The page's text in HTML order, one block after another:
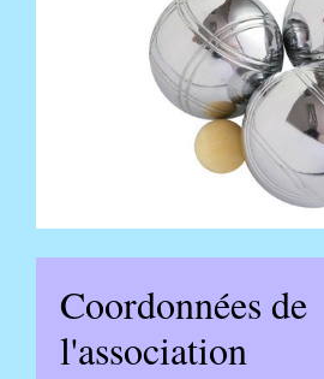
Coordonnées de
l'association